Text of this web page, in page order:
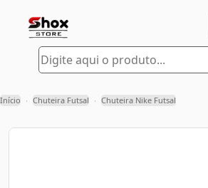
Início › Chuteira Futsal › Chuteira Nike Futsal